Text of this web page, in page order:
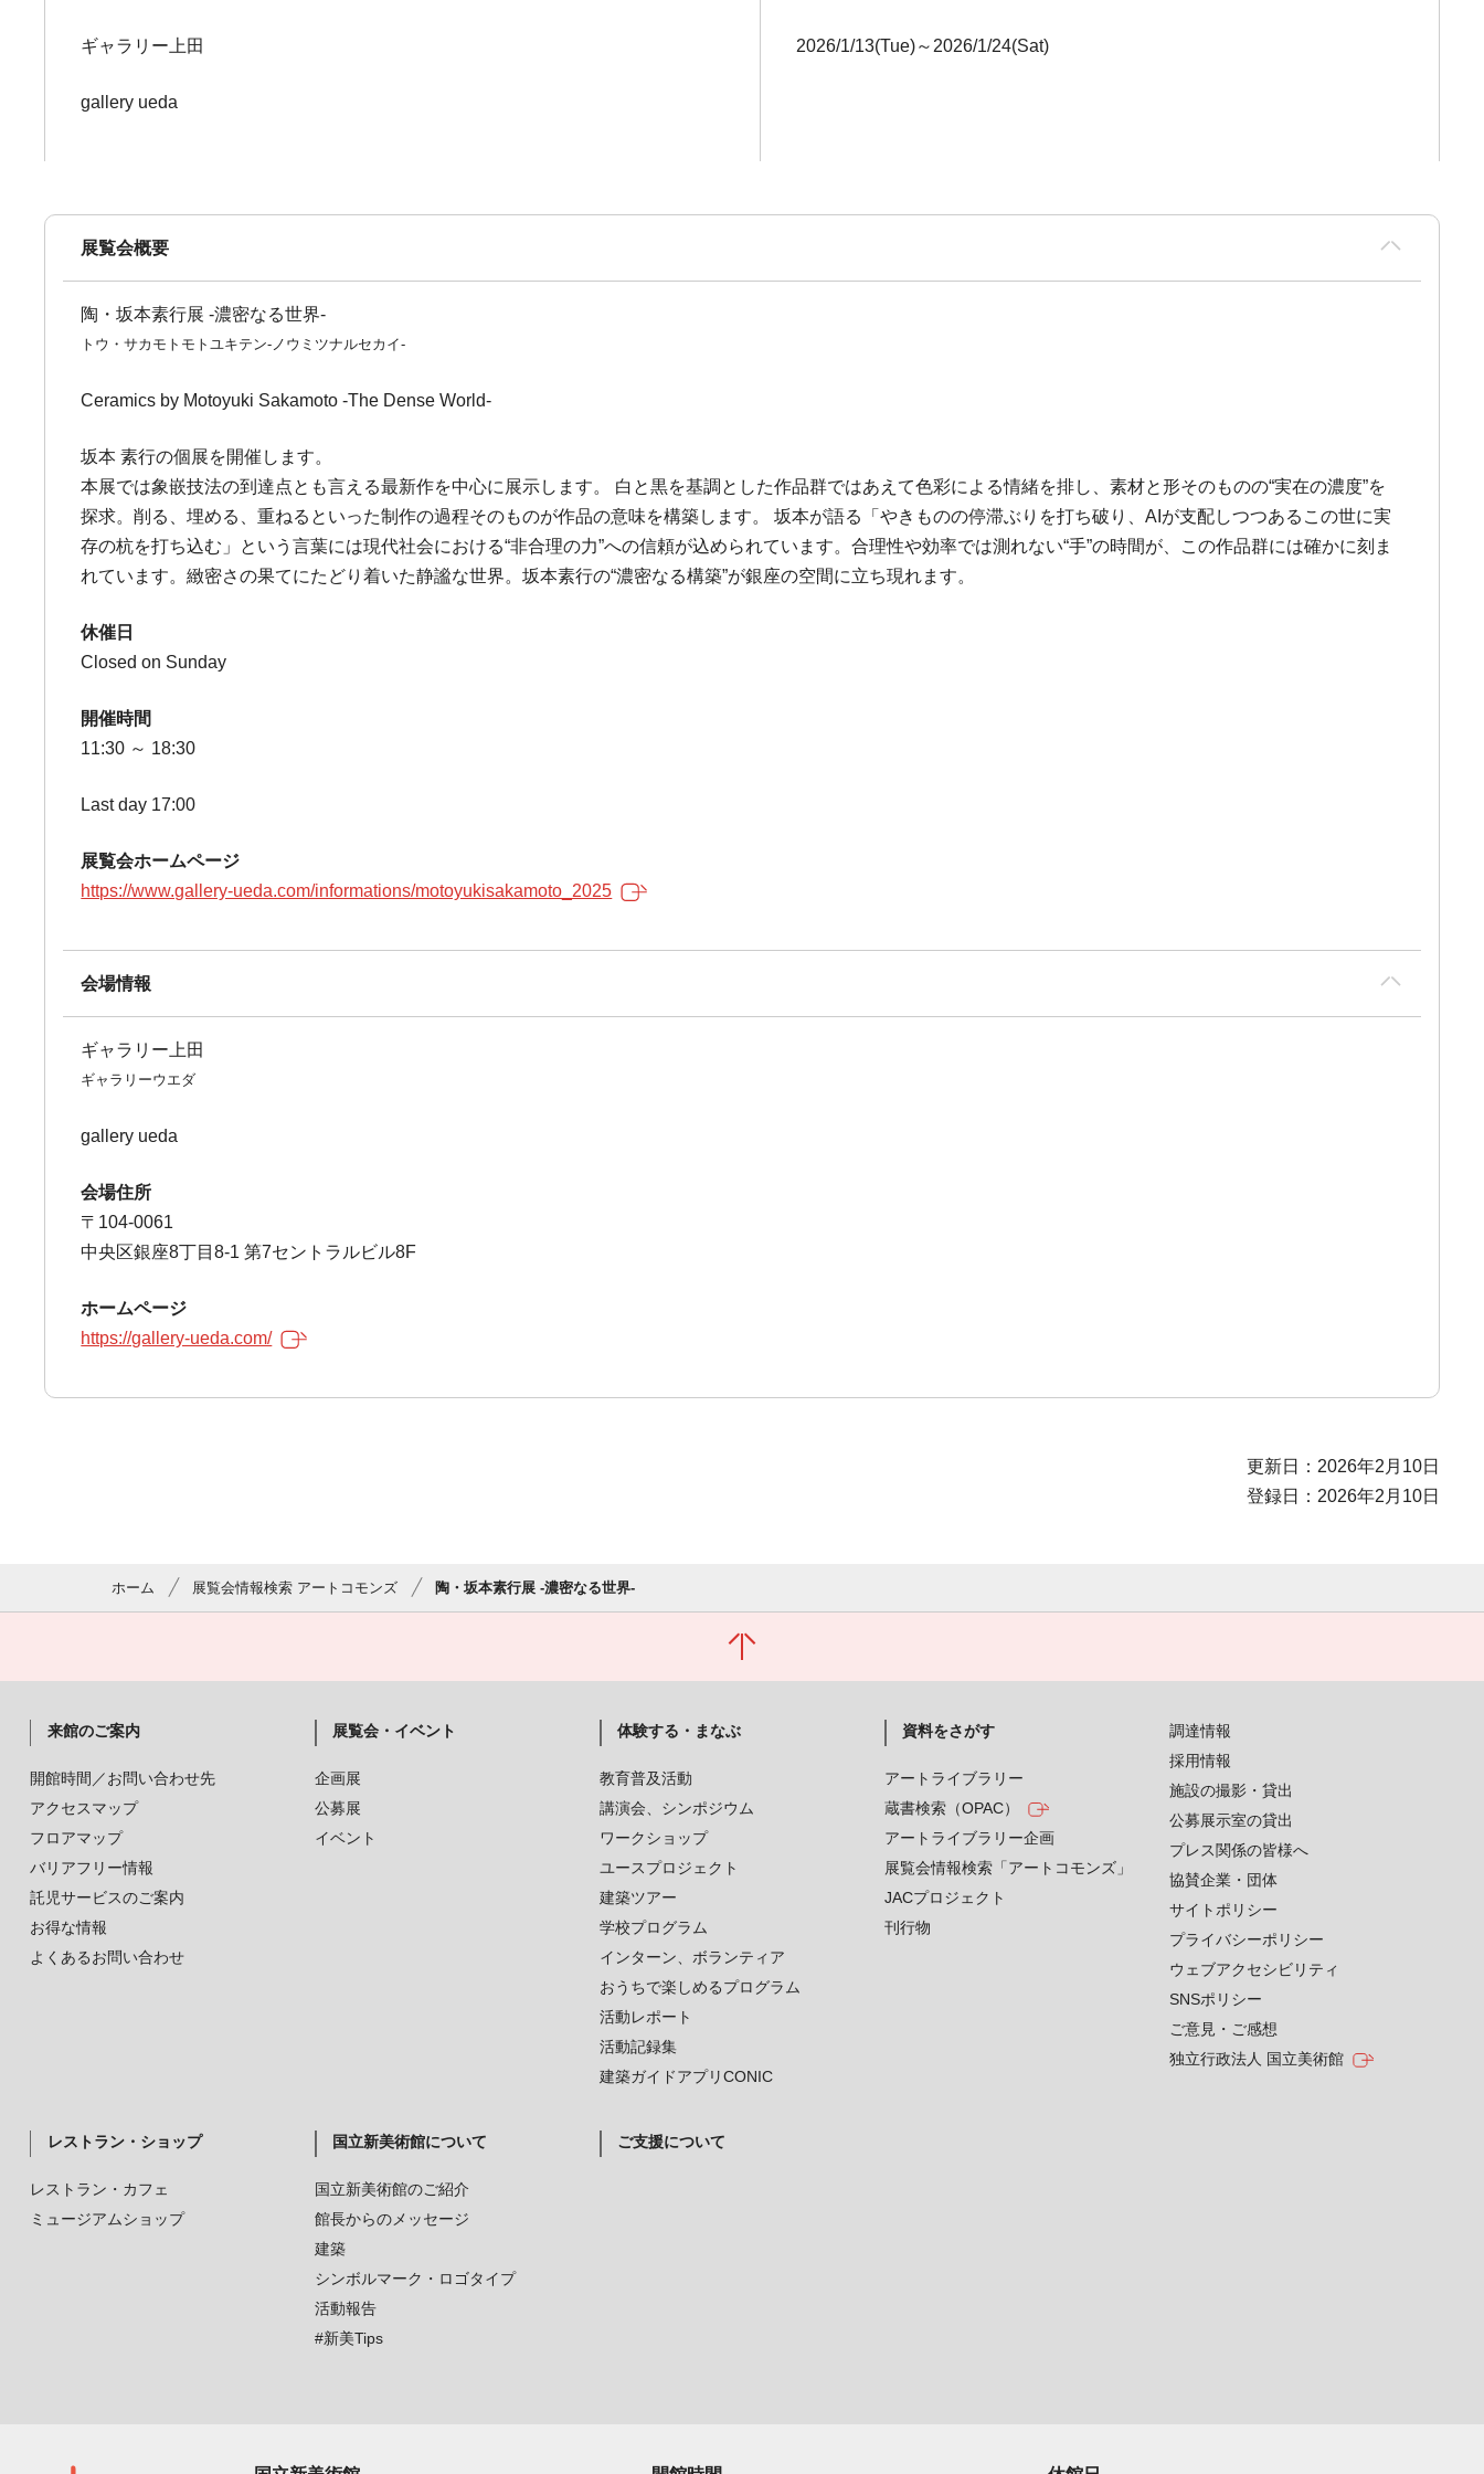
ギャラリー上田
gallery ueda
2026/1/13(Tue)～2026/1/24(Sat)
展覧会概要
陶・坂本素行展 -濃密なる世界-
トウ・サカモトモトユキテン-ノウミツナルセカイ-
Ceramics by Motoyuki Sakamoto -The Dense World-
坂本 素行の個展を開催します。
本展では象嵌技法の到達点とも言える最新作を中心に展示します。 白と黒を基調とした作品群ではあえて色彩による情緒を排し、素材と形そのものの“実在の濃度”を
探求。削る、埋める、重ねるといった制作の過程そのものが作品の意味を構築します。 坂本が語る「やきものの停滞ぶりを打ち破り、AIが支配しつつあるこの世に実
存の杭を打ち込む」という言葉には現代社会における“非合理の力”への信頼が込められています。合理性や効率では測れない“手”の時間が、この作品群には確かに刻ま
れています。緻密さの果てにたどり着いた静謐な世界。坂本素行の“濃密なる構築”が銀座の空間に立ち現れます。
休催日
Closed on Sunday
開催時間
11:30 ～ 18:30
Last day 17:00
展覧会ホームページ
https://www.gallery-ueda.com/informations/motoyukisakamoto_2025
会場情報
ギャラリー上田
ギャラリーウエダ
gallery ueda
会場住所
〒104-0061
中央区銀座8丁目8-1 第7セントラルビル8F
ホームページ
https://gallery-ueda.com/
更新日：2026年2月10日
登録日：2026年2月10日
ホーム 展覧会情報検索 アートコモンズ 陶・坂本素行展 -濃密なる世界-
来館のご案内
開館時間／お問い合わせ先
アクセスマップ
フロアマップ
バリアフリー情報
託児サービスのご案内
お得な情報
よくあるお問い合わせ
展覧会・イベント
企画展
公募展
イベント
体験する・まなぶ
教育普及活動
講演会、シンポジウム
ワークショップ
ユースプロジェクト
建築ツアー
学校プログラム
インターン、ボランティア
おうちで楽しめるプログラム
活動レポート
活動記録集
建築ガイドアプリCONIC
資料をさがす
アートライブラリー
蔵書検索（OPAC）
アートライブラリー企画
展覧会情報検索「アートコモンズ」
JACプロジェクト
刊行物
レストラン・ショップ
レストラン・カフェ
ミュージアムショップ
国立新美術館について
国立新美術館のご紹介
館長からのメッセージ
建築
シンボルマーク・ロゴタイプ
活動報告
#新美Tips
ご支援について
調達情報
採用情報
施設の撮影・貸出
公募展示室の貸出
プレス関係の皆様へ
協賛企業・団体
サイトポリシー
プライバシーポリシー
ウェブアクセシビリティ
SNSポリシー
ご意見・ご感想
独立行政法人 国立美術館